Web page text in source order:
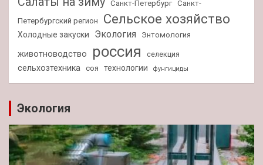
Санкт-Петербург Санкт-
Петербургский регион
Сельское хозяйство
Холодные закуски Экология Энтомология
животноводство россия селекция
сельхозтехника соя технологии фунгициды
Экология